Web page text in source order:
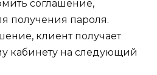
соглашение,
получения пароля.
клиент получает
кабинету на следующий